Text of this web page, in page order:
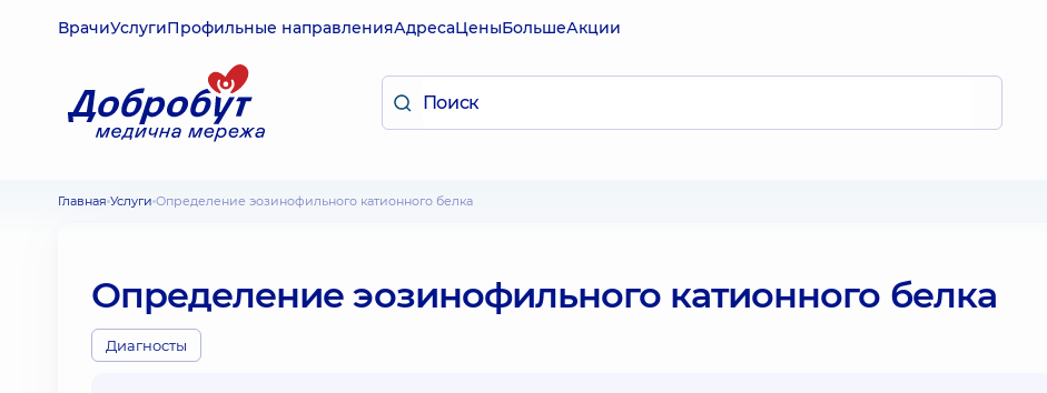
ВрачиУслугиПрофильные направленияАдресаЦеныБольшеАкции
Главная Услуги Определение эозинофильного катионного белка
Определение эозинофильного катионного белка
Диагносты